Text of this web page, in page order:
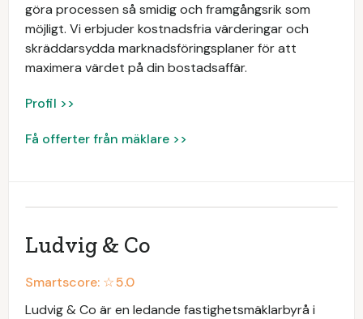
göra processen så smidig och framgångsrik som
möjligt. Vi erbjuder kostnadsfria värderingar och
skräddarsydda marknadsföringsplaner för att
maximera värdet på din bostadsaffär.
Profil >>
Få offerter från mäklare >>
Ludvig & Co
Smartscore: ☆5.0
Ludvig & Co är en ledande fastighetsmäklarbyrå i